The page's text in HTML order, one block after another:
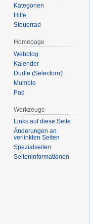
Kategorien
Hilfe
Steuerrad
Homepage
Webblog
Kalender
Dudle (Selectorrr)
Mumble
Pad
Werkzeuge
Links auf diese Seite
Änderungen an
verlinkten Seiten
Spezialseiten
Seiten­­informationen